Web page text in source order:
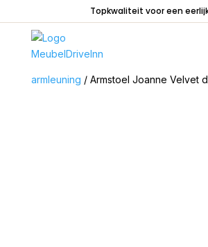
Topkwaliteit voor een
armleuning / Armstoel Joanne Velvet